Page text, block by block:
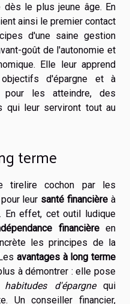
dès le plus jeune âge. En
ainsi le premier contact
d'une saine gestion
goût de l'autonomie et
Elle leur apprend
d'épargne et à
pour les atteindre, des
qui leur serviront tout au
terme
tirelire cochon par les
leur santé financière à
En effet, cet outil ludique
financièreen
les principes de la
avantages à long terme
à démontrer : elle pose
habitudes d'épargnequi
Un conseiller financier,